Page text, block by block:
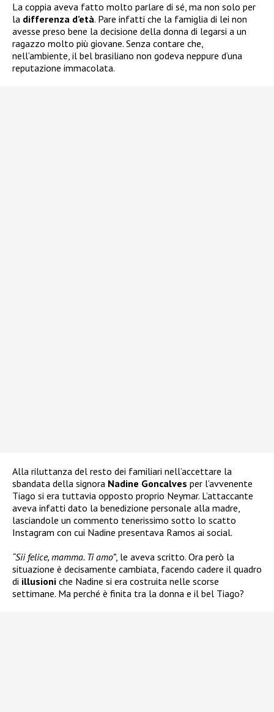
La coppia aveva fatto molto parlare di sé, ma non solo per
la differenza d’età. Pare infatti che la famiglia di lei non
avesse preso bene la decisione della donna di legarsi a un
ragazzo molto più giovane. Senza contare che,
nell’ambiente, il bel brasiliano non godeva neppure d’una
reputazione immacolata.
Alla riluttanza del resto dei familiari nell’accettare la
sbandata della signora Nadine Goncalves per l’avvenente
Tiago si era tuttavia opposto proprio Neymar. L’attaccante
aveva infatti dato la benedizione personale alla madre,
lasciandole un commento tenerissimo sotto lo scatto
Instagram con cui Nadine presentava Ramos ai social.
“Sii felice, mamma. Ti amo”, le aveva scritto. Ora però la
situazione è decisamente cambiata, facendo cadere il quadro
di illusioni che Nadine si era costruita nelle scorse
settimane. Ma perché è finita tra la donna e il bel Tiago?